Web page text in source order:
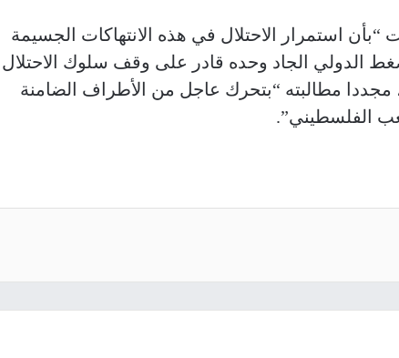
“بأن استمرار الاحتلال في هذه الانتهاكات الجسيمة
الدولي الجاد وحده قادر على وقف سلوك الاحتلال
مجددا مطالبته “بتحرك عاجل من الأطراف الضامنة
الفلسطيني”.